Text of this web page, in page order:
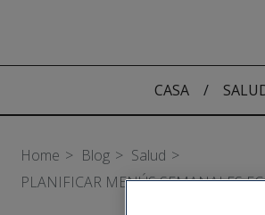
CASA /
Home Blog
Salud
PLANIFICAR MENÚS SEMANALES